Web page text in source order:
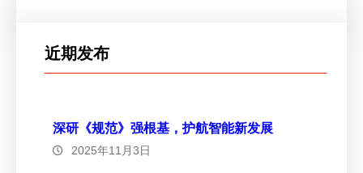
近期发布
深研《规范》强根基，护航智能新发展
2025年11月3日